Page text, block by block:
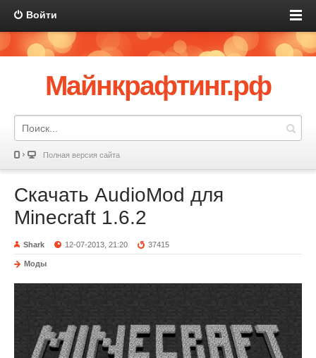
Войти
Майнкрафтинг.рф
Полная версия сайта
Скачать AudioMod для
Minecraft 1.6.2
Shark 12-07-2013, 21:20 37415
Моды